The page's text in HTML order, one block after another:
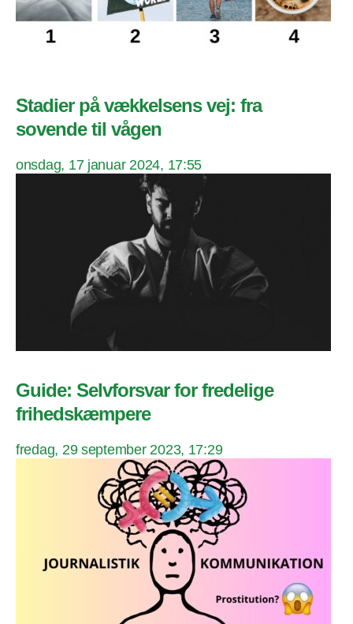
Stadier på vækkelsens vej: fra
sovende til vågen
onsdag, 17 januar 2024, 17:55
Guide: Selvforsvar for fredelige
frihedskæmpere
fredag, 29 september 2023, 17:29